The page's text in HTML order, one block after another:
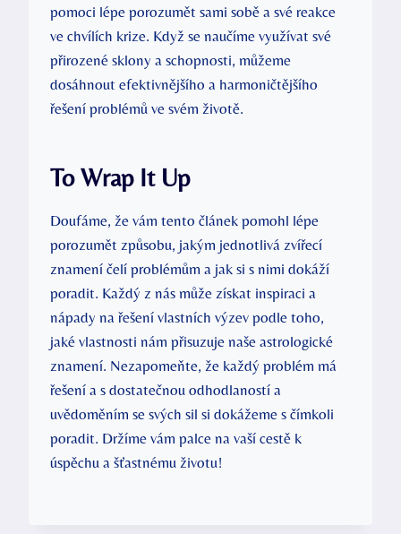
pomoci lépe porozumět sami sobě a své reakce
ve chvílích krize. Když se naučíme využívat své
přirozené sklony a schopnosti, můžeme
dosáhnout efektivnějšího a harmoničtějšího
řešení problémů ve svém životě.
To Wrap It Up
Doufáme, že vám tento článek pomohl lépe
porozumět způsobu, jakým jednotlivá zvířecí
znamení čelí problémům a jak si s nimi dokáží
poradit. Každý z nás může získat inspiraci a
nápady na řešení vlastních výzev podle toho,
jaké vlastnosti nám přisuzuje naše astrologické
znamení. Nezapomeňte, že každý problém má
řešení a s dostatečnou odhodlaností a
uvědoměním se svých sil si dokážeme s čímkoli
poradit. Držíme vám palce na vaší cestě k
úspěchu a šťastnému životu!